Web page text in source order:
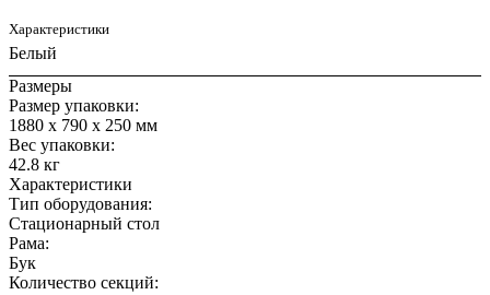
Характеристики
Белый
Размеры
Размер упаковки:
1880 x 790 x 250 мм
Вес упаковки:
42.8 кг
Характеристики
Тип оборудования:
Стационарный стол
Рама:
Бук
Количество секций: